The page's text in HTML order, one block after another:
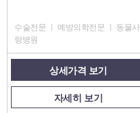
수술전문 ㅣ 예방의학전문 ㅣ 동물사
랑병원
상세가격 보기
자세히 보기